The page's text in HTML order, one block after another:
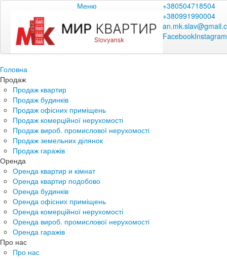
Меню
+380504718504
+380991990004
FacebookInstagram
Головна
Продаж
Продаж квартир
Продаж будинків
Продаж офісних приміщень
Продаж комерційної нерухомості
Продаж вироб. промислової нерухомості
Продаж земельних ділянок
Продаж гаражів
Оренда
Оренда квартир и кімнат
Оренда квартир подобово
Оренда будинків
Оренда офісних приміщень
Оренда комерційної нерухомості
Оренда вироб. промислової нерухомості
Оренда гаражів
Про нас
Про нас